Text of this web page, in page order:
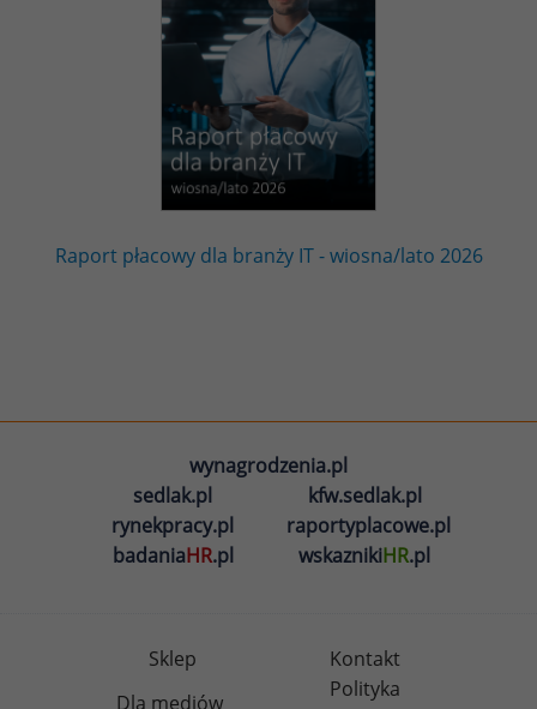
Raport płacowy dla branży IT - wiosna/lato 2026
wynagrodzenia.pl
sedlak.pl
kfw.sedlak.pl
rynekpracy.pl
raportyplacowe.pl
badaniaHR.pl wskaznikiHR.pl
Sklep
Kontakt
Dla mediów
Polityka